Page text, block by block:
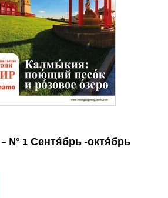
N° 1 Сентя́брь -октя́брь